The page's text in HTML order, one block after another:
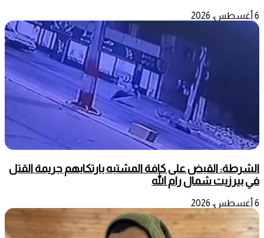
6 أغسطس، 2026
الشرطة: القبض على كافة المشتبه بارتكابهم جريمة القتل
في بيرزيت شمال رام الله
6 أغسطس، 2026